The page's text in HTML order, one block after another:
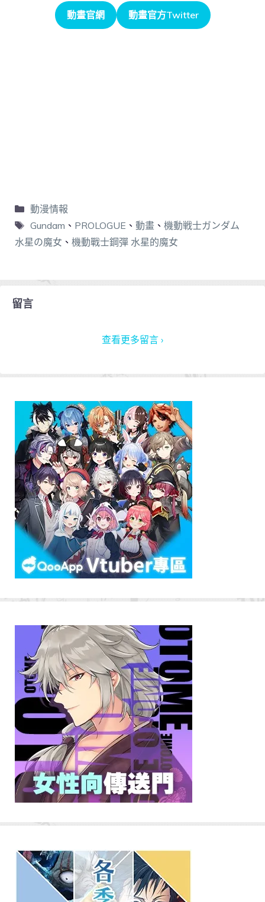
動畫官網 動畫官方Twitter
動漫情報
Gundam 、 PROLOGUE 、 動畫、 機動戦士ガンダム
水星の魔女 、 機動戰士鋼彈 水星的魔女
留言
查看更多留言 ›